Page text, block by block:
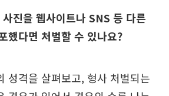
진을 웹사이트나 SNS 등 다른
했다면 처벌할 수 있나요?
성격을 살펴보고, 형사 처벌되는